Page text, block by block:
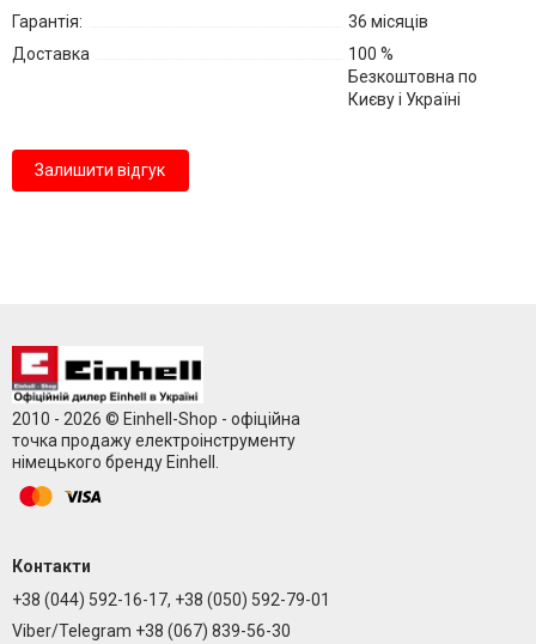
Гарантія:
36 місяців
Доставка
100 %
Безкоштовна по
Києву і Україні
Залишити відгук
2010 - 2026 © Einhell-Shop - офіційна
точка продажу електроінструменту
німецького бренду Einhell.
Контакти
+38 (044) 592-16-17, +38 (050) 592-79-01
Viber/Telegram +38 (067) 839-56-30